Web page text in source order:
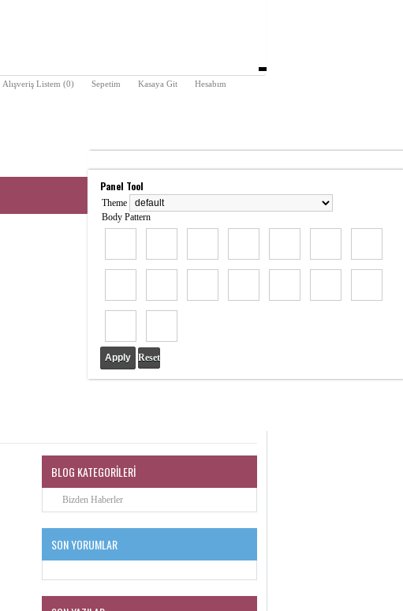
Alışveriş Listem (0) Sepetim Kasaya Git Hesabım
BLOG KATEGORILERI
Bizden Haberler
SON YORUMLAR
Panel Tool
Theme
Body Pattern
Apply Reset